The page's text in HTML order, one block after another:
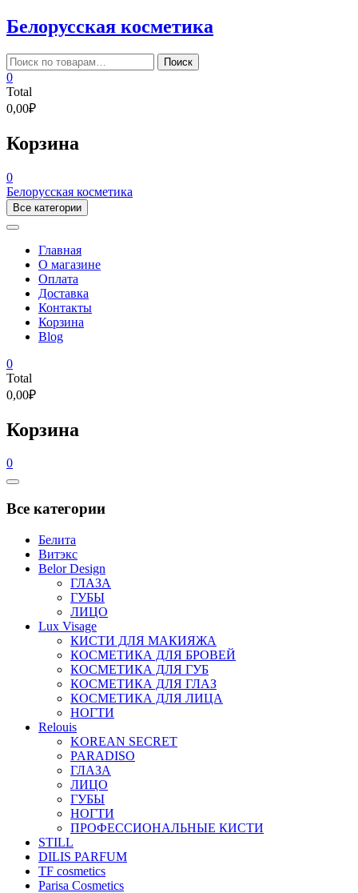
Skip
to
content
Белорусская косметика
Искать: Поиск
0
Total
0,00₽
Корзина
0
Белорусская косметика
Все категории
Главная
О магазине
Оплата
Доставка
Контакты
Корзина
Blog
0
Total
0,00₽
Корзина
0
Catalog
Все категории
Белита
Витэкс
Belor Design
ГЛАЗА
ГУБЫ
ЛИЦО
Lux Visage
КИСТИ ДЛЯ МАКИЯЖА
КОСМЕТИКА ДЛЯ БРОВЕЙ
КОСМЕТИКА ДЛЯ ГУБ
КОСМЕТИКА ДЛЯ ГЛАЗ
КОСМЕТИКА ДЛЯ ЛИЦА
НОГТИ
Relouis
KOREAN SECRET
PARADISO
ГЛАЗА
ЛИЦО
ГУБЫ
НОГТИ
ПРОФЕССИОНАЛЬНЫЕ КИСТИ
STILL
DILIS PARFUM
TF cosmetics
Parisa Cosmetics